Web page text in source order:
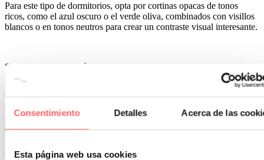
Consentimiento Detalles Acerca de las
Esta página web usa cookies
Para este tipo de dormitorios, opta por cortinas opacas de tonos
ricos, como el azul oscuro o el verde oliva, combinados con visillos
blancos o en tonos neutros para crear un contraste visual interesante.
Si quieres conocer más
trucos para maximizar espacios con cortinas
y visillos
Tanto si prefieres la oscuridad total de lascortinas opacascomo la
suavidad y luz de los
, enCortinas Sanmar
ofrecemos
soluciones a medida para satisfacer tus necesidades. Nuestro equipo
de expertos te ayudará a elegir las mejores opciones, desde la toma
de medidas hasta la instalación final, asegurando que tu dormitorio
sea un espacio cómodo y estéticamente atractivo.